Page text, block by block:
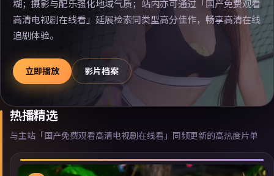
糊；摄影与配乐强化地域气质；站内亦可通过「国产免费观看
高清电视剧在线看」延展检索同类型高分佳作，畅享高清在线
追剧体验。
立即播放 影片档案
热播精选
与主站「国产免费观看高清电视剧在线看」同频更新的高热度片单